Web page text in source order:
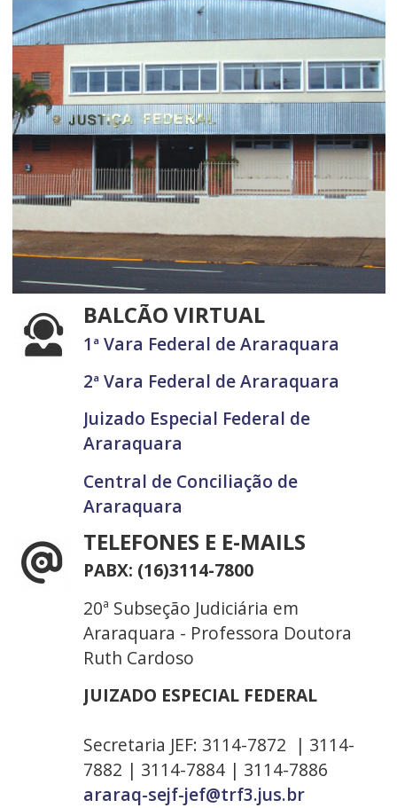
BALCÃO VIRTUAL
1ª Vara Federal de Araraquara
2ª Vara Federal de Araraquara
Juizado Especial Federal de
Araraquara
Central de Conciliação de
Araraquara
TELEFONES E E-MAILS
PABX: (16)3114-7800
20ª Subseção Judiciária em
Araraquara - Professora Doutora
Ruth Cardoso
JUIZADO ESPECIAL FEDERAL
Secretaria JEF: 3114-7872 | 3114-
7882 | 3114-7884 | 3114-7886
araraq-sejf-jef@trf3.jus.br